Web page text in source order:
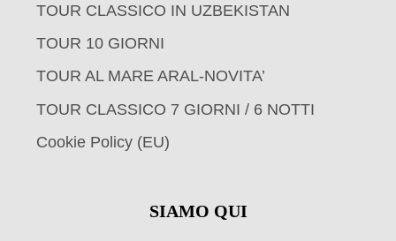
TOUR CLASSICO IN UZBEKISTAN
TOUR 10 GIORNI
TOUR AL MARE ARAL-NOVITA’
TOUR CLASSICO 7 GIORNI / 6 NOTTI
Cookie Policy (EU)
SIAMO QUI